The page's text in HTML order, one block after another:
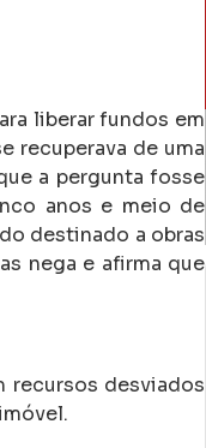
liberar fundos em
recuperava de uma
a pergunta fosse
anos e meio de
destinado a obras
nega e afirma que
recursos desviados